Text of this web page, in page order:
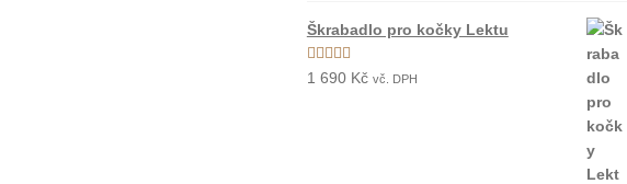
Škrabadlo pro kočky Lektu
Hodnocení
1 690 Kč vč. DPH